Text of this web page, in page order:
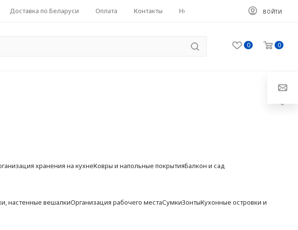
Доставка по Беларуси Оплата Контакты HoReCa ВОЙТИ
0 0
хранения на кухнеКовры и напольные покрытияБалкон и сад
настенные вешалкиОрганизация рабочего местаСумкиЗонтыКухонные островки и